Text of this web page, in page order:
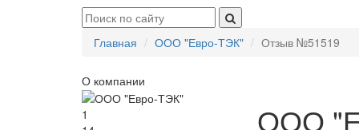
Главная ООО "Евро-ТЭК" Отзыв №51519
О компании
1
ООО